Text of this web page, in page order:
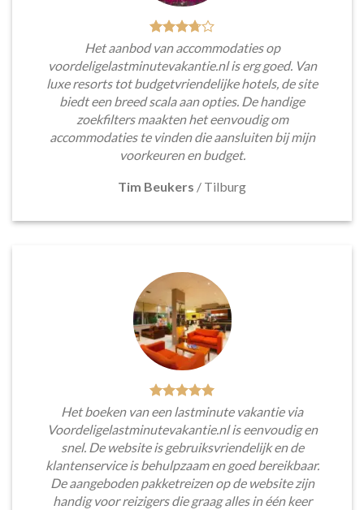
Het aanbod van accommodaties op
voordeligelastminutevakantie.nl is erg goed. Van
luxe resorts tot budgetvriendelijke hotels, de site
biedt een breed scala aan opties. De handige
zoekfilters maakten het eenvoudig om
accommodaties te vinden die aansluiten bij mijn
voorkeuren en budget.
Tim Beukers / Tilburg
Het boeken van een lastminute vakantie via
Voordeligelastminutevakantie.nl is eenvoudig en
snel. De website is gebruiksvriendelijk en de
klantenservice is behulpzaam en goed bereikbaar.
De aangeboden pakketreizen op de website zijn
handig voor reizigers die graag alles in één keer